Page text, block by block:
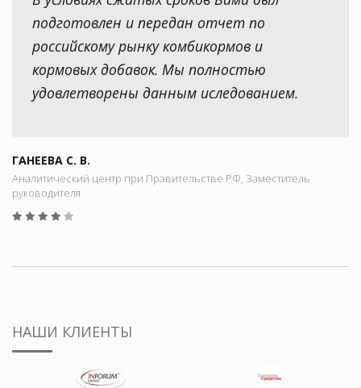
подготовлен и передан отчет по
российскому рынку комбикормов и
кормовых добавок. Мы полностью
удовлетворены данным иследованием.
ГАНЕЕВА С. В.
Аналитический центр при Правительстве РФ, Заместитель
руководителя
НАШИ КЛИЕНТЫ